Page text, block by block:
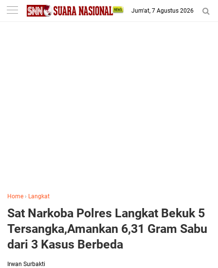
-->
Jum'at, 7 Agustus 2026
Home › Langkat
Sat Narkoba Polres Langkat Bekuk 5
Tersangka,Amankan 6,31 Gram Sabu
dari 3 Kasus Berbeda
Irwan Surbakti